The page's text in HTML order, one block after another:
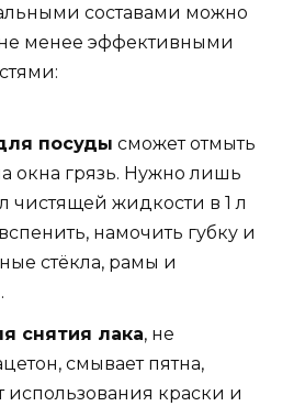
составами можно
не менее эффективными
посуды сможет отмыть
окна грязь. Нужно лишь
чистящей жидкости в 1 л
намочить губку и
стёкла, рамы и
снятия лака, не
смывает пятна,
использования краски и